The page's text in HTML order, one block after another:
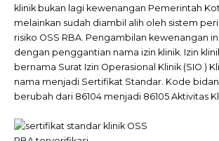
klinik bukan lagi kewenangan Pemerintah
melainkan sudah diambil alih oleh sistem
risiko OSS RBA. Pengambilan kewenangan
dengan penggantian nama izin klinik. Izin
bernama Surat Izin Operasional Klinik (SIO )
nama menjadi Sertifikat Standar. Kode
berubah dari 86104 menjadi 86105 Aktivitas